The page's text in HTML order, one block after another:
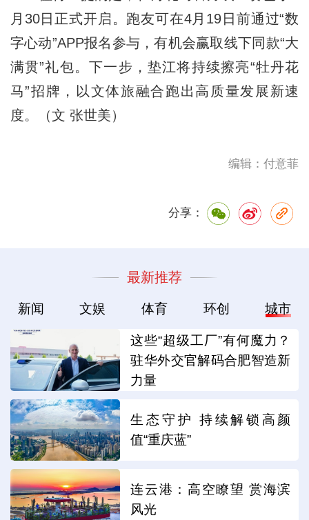
月30日正式开启。跑友可在4月19日前通过“数
字心动”APP报名参与，有机会赢取线下同款“大
满贯”礼包。下一步，垫江将持续擦亮“牡丹花
马”招牌，以文体旅融合跑出高质量发展新速
度。（文 张世美）
编辑：付意菲
分享：
最新推荐
新闻 文娱 体育 环创 城市
这些“超级工厂”有何魔力？
驻华外交官解码合肥智造新
力量
生态守护 持续解锁高颜
值“重庆蓝”
连云港：高空瞭望 赏海滨
风光